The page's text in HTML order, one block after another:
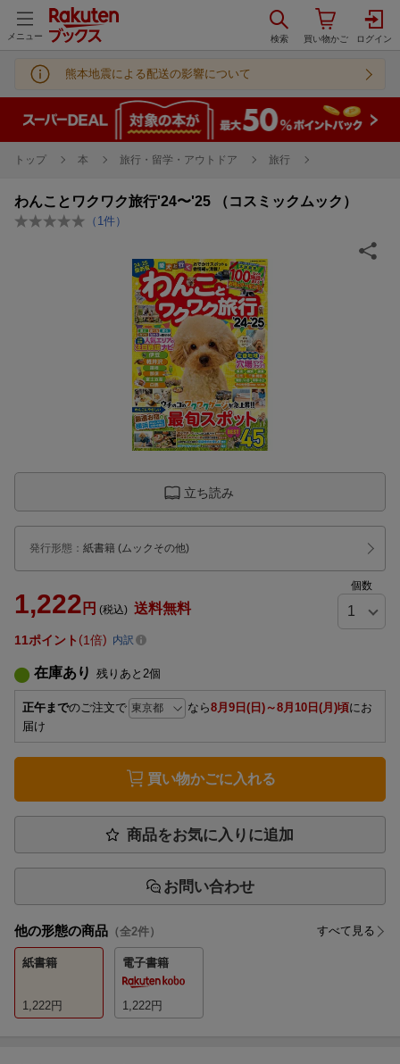
メニュー
熊本地震による配送の影響について
トップ 本 旅行・留学・アウトドア 旅行
わんことワクワク旅行'24〜'25 （コスミックムック）
（ 1 件）
立ち読み
発行形態 ： 紙書籍 (ムックその他)
1,222 円 (税込) 送料無料
個数
11ポイント 1倍 内訳
在庫あり 残りあと 2個
正午までのご注文で なら8月9日(日)～8月10日(月)頃にお
届け
買い物かごに入れる
商品をお気に入りに追加
お問い合わせ
他の形態の商品 （全2件） すべて見る
紙書籍
1,222円
電子書籍
1,222円